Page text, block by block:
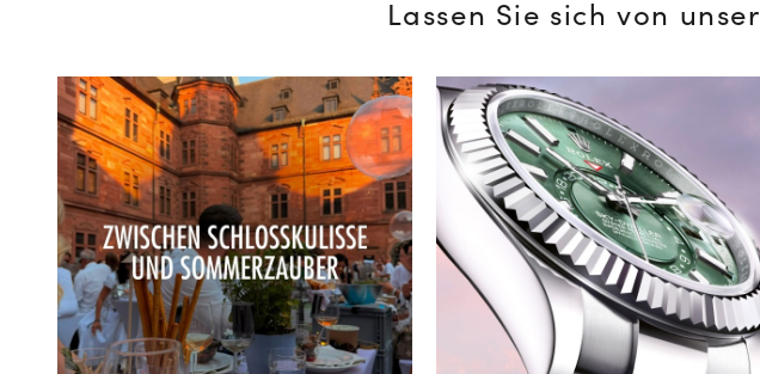
Lassen Sie sich von